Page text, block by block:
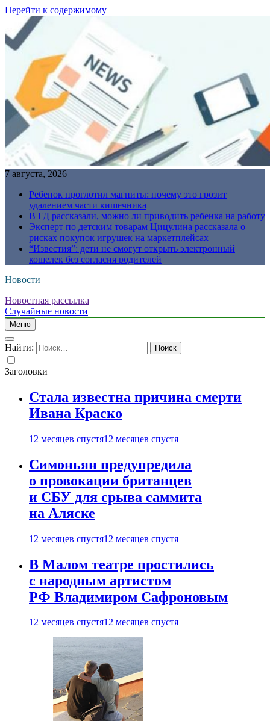
Перейти к содержимому
7 августа, 2026
Ребенок проглотил магниты: почему это грозит
удалением части кишечника
В ГД рассказали, можно ли приводить ребенка на работу
Эксперт по детским товарам Цицулина рассказала о
рисках покупок игрушек на маркетплейсах
“Известия”: дети не смогут открыть электронный
кошелек без согласия родителей
Новости
Новостная рассылка
Случайные новости
Меню
Найти:
Заголовки
Стала известна причина смерти
Ивана Краско
12 месяцев спустя12 месяцев спустя
Симоньян предупредила
о провокации британцев
и СБУ для срыва саммита
на Аляске
12 месяцев спустя12 месяцев спустя
В Малом театре простились
с народным артистом
РФ Владимиром Сафроновым
12 месяцев спустя12 месяцев спустя